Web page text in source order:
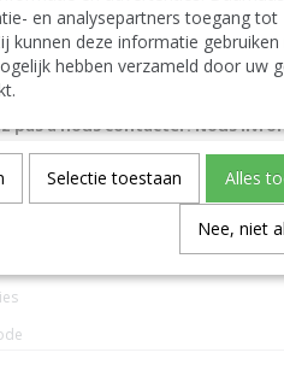
vindt u in de complete
BTW via volgende link
LINK :
PPG Pollet Pool Group
pas à nous contacter. Nous
Bitte
TEL: 0032 9 378 24 30 or Mail:
en analysepartners toegang tot
kunnen deze informatie gebruiken
hebben verzameld door uw
Selectie toestaan Alles
Nee, niet